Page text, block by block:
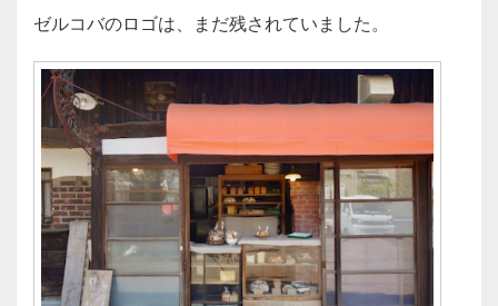
ゼルコバのロゴは、まだ残されていました。